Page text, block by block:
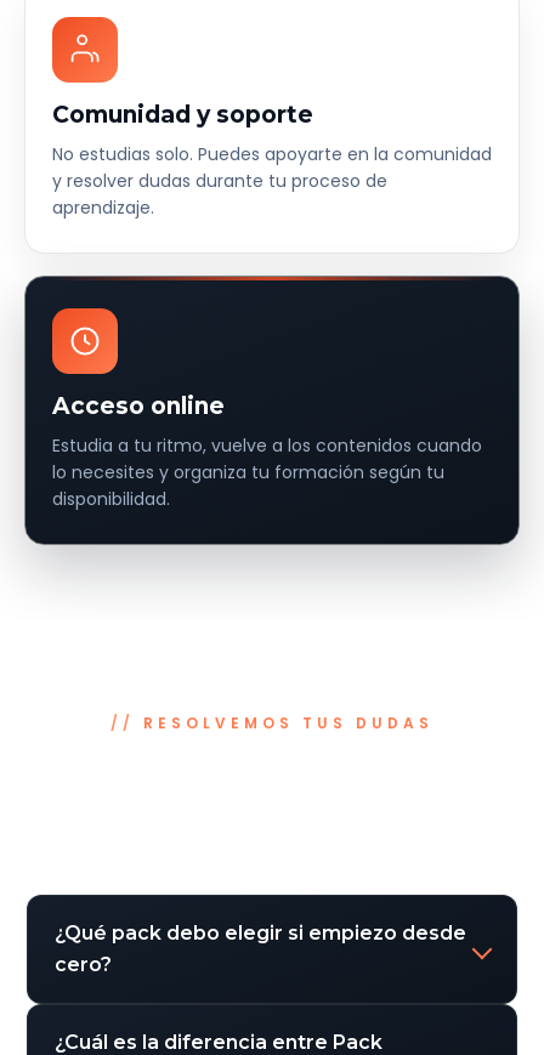
Comunidad y soporte
No estudias solo. Puedes apoyarte en la comunidad
y resolver dudas durante tu proceso de
aprendizaje.
Acceso online
Estudia a tu ritmo, vuelve a los contenidos cuando
lo necesites y organiza tu formación según tu
disponibilidad.
RESOLVEMOS TUS DUDAS
¿Qué pack debo elegir si empiezo desde
cero?
¿Cuál es la diferencia entre Pack